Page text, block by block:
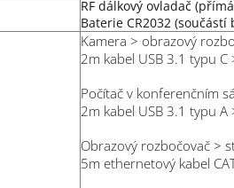
RF dálkový ovladač
Baterie CR2032 (součástí
Kamera > obrazový
2m kabel USB 3.1 typu C
Počítač v konferenčním
2m kabel USB 3.1 typu A
Obrazový rozbočovač >
5m ethernetový kabel